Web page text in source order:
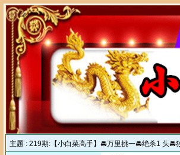
主题 : 219期:【小白菜高手】🚘万里挑一🚘绝杀1 头🚘